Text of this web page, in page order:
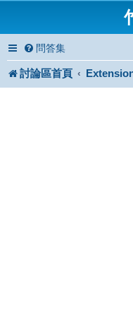
問答集
討論區首頁